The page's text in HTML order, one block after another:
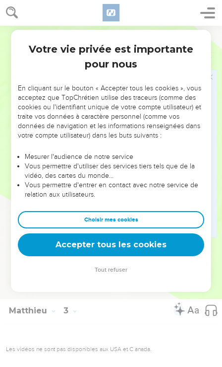
Matthieu 2
son territoire, selon la date qu'il s'était fait préciser par les
mages.
Alors s'accomplit ce que le prophète Jérémie avait
On a entendu des cris à Rama, des pleurs et de grandes
lamentations : c'est Rachel qui pleure ses enfants et n'a pas
Le retour d'Égypte
Après la mort d'Hérode, un ange du Seigneur apparut dans
un rêve à Joseph, en Egypte,
dans le pays d'Israël, car ceux qui en voulaient à la vie du
petit enfant sont morts. »
Joseph se leva, prit le petit enfant et sa mère et alla dans
le pays d'Israël.
Cependant, quand il apprit qu'Archélaüs régnait sur la
Judée à la place de son père Hérode, il eut peur de s'y
rendre. Averti dans un rêve, il se retira dans le territoire de la
Galilée
et vint habiter dans une ville appelée Nazareth, afin que
Matthieu 3
Les vidéos ne sont pas disponibles aux USA et C anada.
Votre vie privée est importante
pour nous
En cliquant sur le bouton « Accepter tous les cookies », vous
acceptez que TopChrétien utilise des traceurs (comme des
cookies ou l'identifiant unique de votre compte utilisateur) et
traite vos données à caractère personnel (comme vos
données de navigation et les informations renseignées dans
votre compte utilisateur) dans les buts suivants :
Mesurer l'audience de notre service
Vous permettre d'utiliser des services tiers tels que de la
vidéo, des cartes du monde…
Vous permettre d'entrer en contact avec notre service de
relation aux utilisateurs.
Choisir mes cookies
Accepter tous les cookies
Tout refuser